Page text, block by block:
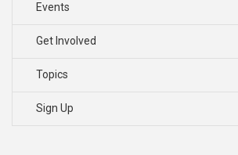
Events
Get Involved
Topics
Sign Up